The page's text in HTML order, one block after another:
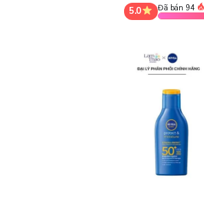
5.0 Đã bán 94